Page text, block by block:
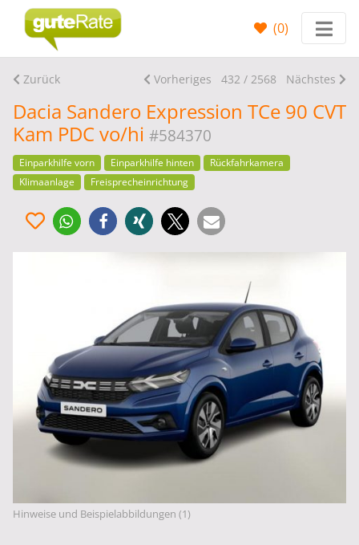
(0)
Zurück Vorheriges 432 / 2568 Nächstes
Dacia Sandero Expression TCe 90 CVT
Kam PDC vo/hi #584370
Einparkhilfe vorn Einparkhilfe hinten
Rückfahrkamera
Klimaanlage
Freisprecheinrichtung
Hinweise und Beispielabbildungen (1)